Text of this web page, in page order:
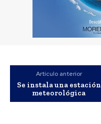
Artículo anterior
Se instala una estación
meteorológica